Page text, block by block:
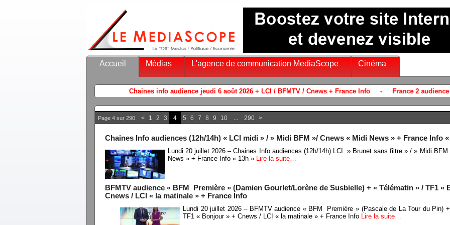
Accueil Médias L'agence de communication MediaScope Cinéma
Page 4 sur 290 < 1 2 3 4 5 6 7 8 9 10 ... 290 >
Chaines Info audiences (12h/14h) « LCI midi » / » Midi BFM »/ Cnews « Midi News » + France Info «
Lundi 20 juillet 2026 – Chaines Info audiences (12h/14h) LCI » Brunet sans filtre » / » Midi BFM
News » + France Info « 13h » Lire la suite…
BFMTV audience « BFM Première » (Damien Gourlet/Lorène de Susbielle) + « Télématin » / TF1 «
Cnews / LCI « la matinale » + France Info
Lundi 20 juillet 2026 – BFMTV audience « BFM Première » (Pascale de La Tour du Pin)
TF1 « Bonjour » + Cnews / LCI « la matinale » + France Info
Lire la suite…